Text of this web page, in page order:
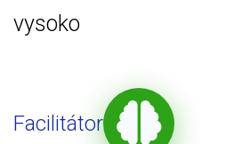
vysoko
Facilitátor